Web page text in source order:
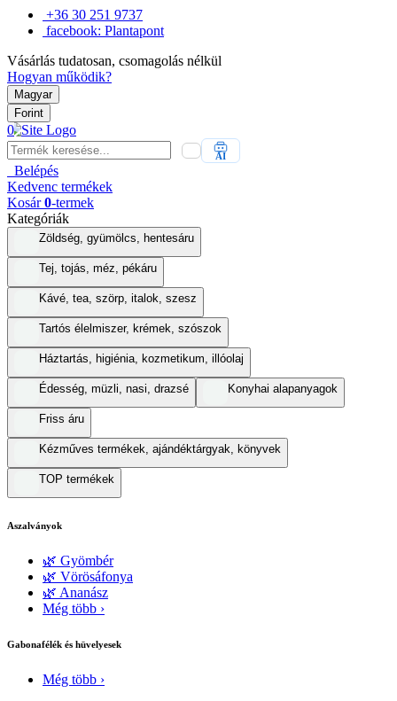
+36 30 251 9737
facebook: Plantapont
Vásárlás tudatosan, csomagolás nélkül
Hogyan működik?
Magyar
Forint
0
AI
Belépés
Kedvenc termékek
Kosár 0-termek
Kategóriák
Zöldség, gyümölcs, hentesáru
Tej, tojás, méz, pékáru
Kávé, tea, szörp, italok, szesz
Tartós élelmiszer, krémek, szószok
Háztartás, higiénia, kozmetikum, illóolaj
Édesség, müzli, nasi, drazsé Konyhai alapanyagok
Friss áru
Kézműves termékek, ajándéktárgyak, könyvek
TOP termékek
Aszalványok
🌿 Gyömbér
🌿 Vörösáfonya
🌿 Ananász
Még több ›
Gabonafélék és hüvelyesek
Még több ›